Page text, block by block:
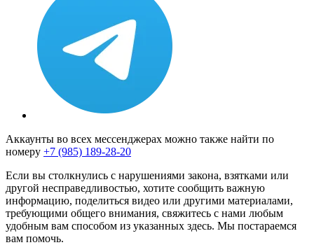
Аккаунты во всех мессенджерах можно также найти по
номеру +7 (985) 189-28-20
Если вы столкнулись с нарушениями закона, взятками или
другой несправедливостью, хотите сообщить важную
информацию, поделиться видео или другими материалами,
требующими общего внимания, свяжитесь с нами любым
удобным вам способом из указанных здесь. Мы постараемся
вам помочь.